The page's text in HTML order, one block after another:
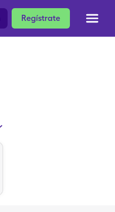
Regístrate